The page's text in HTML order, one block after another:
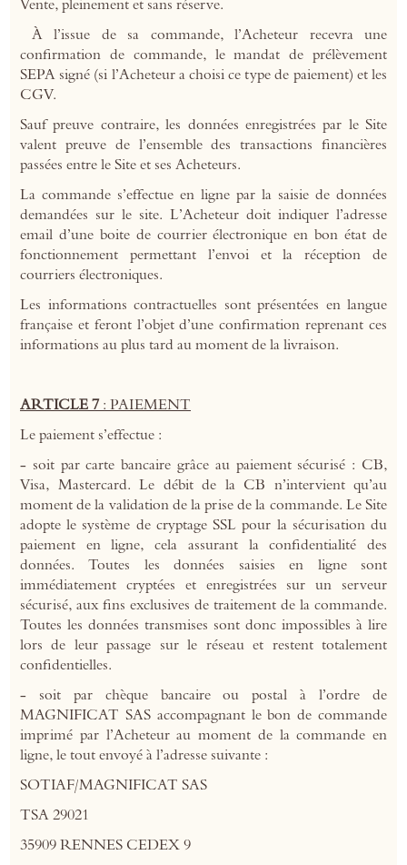
Vente, pleinement et sans réserve.
À l’issue de sa commande, l’Acheteur recevra une
confirmation de commande, le mandat de prélèvement
SEPA signé (si l’Acheteur a choisi ce type de paiement) et les
CGV.
Sauf preuve contraire, les données enregistrées par le Site
valent preuve de l’ensemble des transactions financières
passées entre le Site et ses Acheteurs.
La commande s’effectue en ligne par la saisie de données
demandées sur le site. L’Acheteur doit indiquer l’adresse
email d’une boite de courrier électronique en bon état de
fonctionnement permettant l’envoi et la réception de
courriers électroniques.
Les informations contractuelles sont présentées en langue
française et feront l’objet d’une confirmation reprenant ces
informations au plus tard au moment de la livraison.
ARTICLE 7: PAIEMENT
Le paiement s’effectue :
- soit par carte bancaire grâce au paiement sécurisé : CB,
Visa, Mastercard. Le débit de la CB n’intervient qu’au
moment de la validation de la prise de la commande. Le Site
adopte le système de cryptage SSL pour la sécurisation du
paiement en ligne, cela assurant la confidentialité des
données. Toutes les données saisies en ligne sont
immédiatement cryptées et enregistrées sur un serveur
sécurisé, aux fins exclusives de traitement de la commande.
Toutes les données transmises sont donc impossibles à lire
lors de leur passage sur le réseau et restent totalement
confidentielles.
- soit par chèque bancaire ou postal à l’ordre de
MAGNIFICAT SAS accompagnant le bon de commande
imprimé par l’Acheteur au moment de la commande en
ligne, le tout envoyé à l’adresse suivante :
SOTIAF/MAGNIFICAT SAS
TSA 29021
35909 RENNES CEDEX 9